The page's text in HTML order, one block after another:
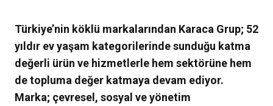
Türkiye’nin köklü markalarından Karaca Grup; 52
yıldır ev yaşam kategorilerinde sunduğu katma
değerli ürün ve hizmetlerle hem sektörüne hem
de topluma değer katmaya devam ediyor.
Marka; çevresel, sosyal ve yönetim